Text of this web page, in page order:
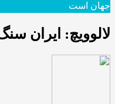
جهان است
لالوویچ: ایران